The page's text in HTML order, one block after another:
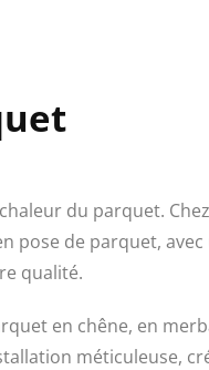
chaleur du parquet.
pose de parquet, avec
qualité.
en chêne, en
méticuleuse,